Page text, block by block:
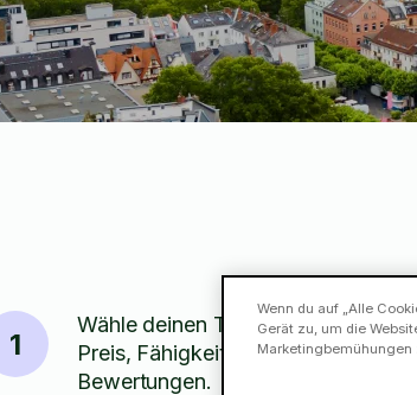
1
Wähle deinen Tasker nach
Preis, Fähigkeiten und
Bewertungen.
Wenn du auf „Alle
Gerät zu, um die
Marketingbemühungen